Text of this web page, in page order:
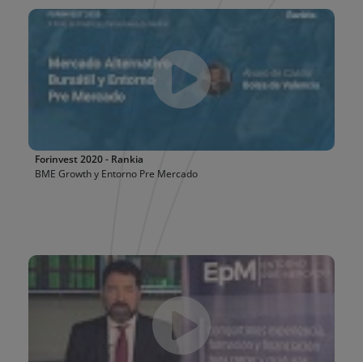
Forinvest 2020 - Rankia
BME Growthy Entorno Pre Mercado